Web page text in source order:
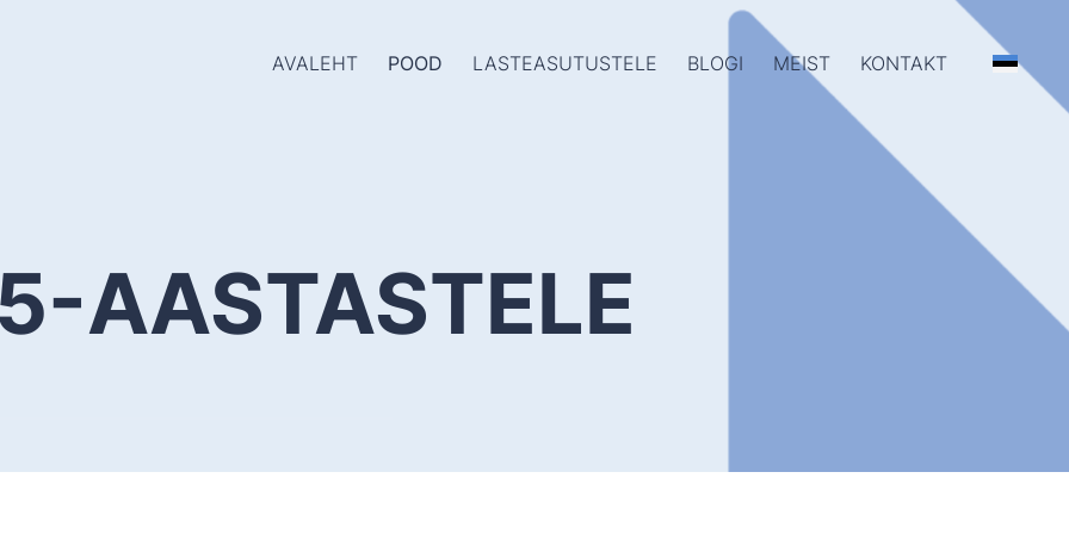
AVALEHT POOD LASTEASUTUSTELE BLOGI MEIST KONTAKT
AASTASTELE